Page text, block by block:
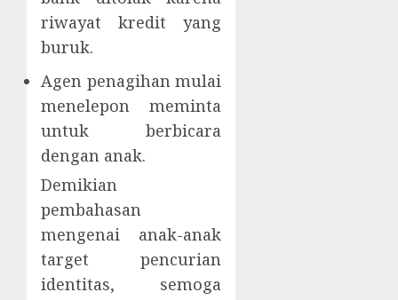
riwayat kredit yang
buruk.
Agen penagihan mulai
menelepon meminta
untuk berbicara
dengan anak.
Demikian
pembahasan
mengenai anak-anak
target pencurian
identitas, semoga